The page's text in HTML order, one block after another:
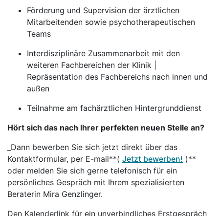
Förderung und Supervision der ärztlichen
Mitarbeitenden sowie psychotherapeutischen
Teams
Interdisziplinäre Zusammenarbeit mit den
weiteren Fachbereichen der Klinik |
Repräsentation des Fachbereichs nach innen und
außen
Teilnahme am fachärztlichen Hintergrunddienst
Hört sich das nach Ihrer perfekten neuen Stelle an?
_Dann bewerben Sie sich jetzt direkt über das
Kontaktformular, per E-mail**( Jetzt bewerben! )**
oder melden Sie sich gerne telefonisch für ein
persönliches Gespräch mit Ihrem spezialisierten
Beraterin Mira Genzlinger.
Den Kalenderlink für ein unverbindliches Erstgespräch